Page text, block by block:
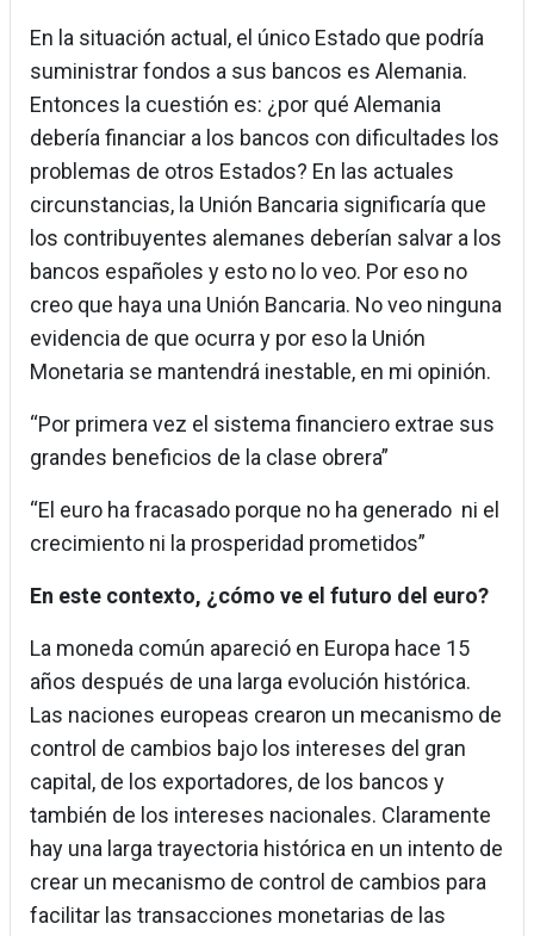
En la situación actual, el único Estado que podría
suministrar fondos a sus bancos es Alemania.
Entonces la cuestión es: ¿por qué Alemania
debería financiar a los bancos con dificultades los
problemas de otros Estados? En las actuales
circunstancias, la Unión Bancaria significaría que
los contribuyentes alemanes deberían salvar a los
bancos españoles y esto no lo veo. Por eso no
creo que haya una Unión Bancaria. No veo ninguna
evidencia de que ocurra y por eso la Unión
Monetaria se mantendrá inestable, en mi opinión.
“Por primera vez el sistema financiero extrae sus
grandes beneficios de la clase obrera”
“El euro ha fracasado porque no ha generado ni el
crecimiento ni la prosperidad prometidos”
En este contexto, ¿cómo ve el futuro del euro?
La moneda común apareció en Europa hace 15
años después de una larga evolución histórica.
Las naciones europeas crearon un mecanismo de
control de cambios bajo los intereses del gran
capital, de los exportadores, de los bancos y
también de los intereses nacionales. Claramente
hay una larga trayectoria histórica en un intento de
crear un mecanismo de control de cambios para
facilitar las transacciones monetarias de las